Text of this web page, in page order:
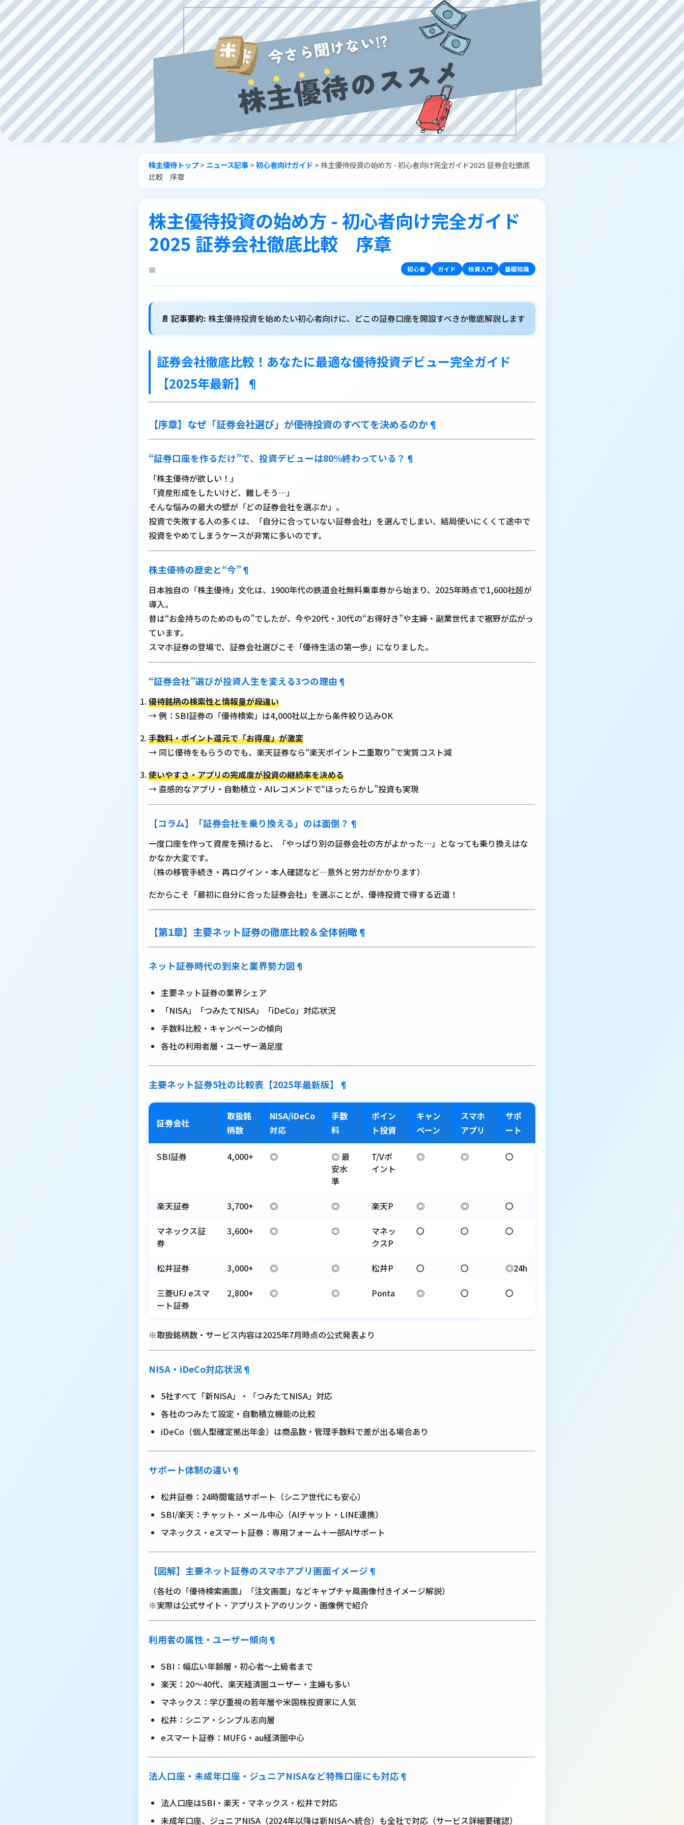
株主優待トップ> ニュース記事>初心者向けガイド >株主優待投資の始め方 - 初心者向け完全ガイド2025 証券会社徹底
比較 序章
株主優待投資の始め方 - 初心者向け完全ガイド
2025 証券会社徹底比較 序章
📅 初心者 ガイド 投資入門 基礎知識
📄 記事要約: 株主優待投資を始めたい初心者向けに、どこの証券口座を開設すべきか徹底解説します
証券会社徹底比較！あなたに最適な優待投資デビュー完全ガイド
【2025年最新】
¶
【序章】なぜ「証券会社選び」が優待投資のすべてを決めるのか¶
“証券口座を作るだけ”で、投資デビューは80%終わっている？ ¶
「株主優待が欲しい！」
「資産形成をしたいけど、難しそう…」
そんな悩みの最大の壁が「どの証券会社を選ぶか」。
投資で失敗する人の多くは、「自分に合っていない証券会社」を選んでしまい、結局使いにくくて途中で
投資をやめてしまうケースが非常に多いのです。
株主優待の歴史と“今” ¶
日本独自の「株主優待」文化は、1900年代の鉄道会社無料乗車券から始まり、2025年時点で1,600社超が
導入。
昔は“お金持ちのためのもの”でしたが、今や20代・30代の“お得好き”や主婦・副業世代まで裾野が広がっ
ています。
スマホ証券の登場で、証券会社選びこそ「優待生活の第一歩」になりました。
“証券会社”選びが投資人生を変える3つの理由 ¶
優待銘柄の検索性と情報量が段違い
→ 例：SBI証券の「優待検索」は4,000社以上から条件絞り込みOK
手数料・ポイント還元で「お得度」が激変
→ 同じ優待をもらうのでも、楽天証券なら“楽天ポイント二重取り”で実質コスト減
使いやすさ・アプリの完成度が投資の継続率を決める
→ 直感的なアプリ・自動積立・AIレコメンドで“ほったらかし”投資も実現
【コラム】「証券会社を乗り換える」のは面倒？ ¶
一度口座を作って資産を預けると、「やっぱり別の証券会社の方がよかった…」となっても乗り換えはな
かなか大変です。
（株の移管手続き・再ログイン・本人確認など…意外と労力がかかります）
だからこそ「最初に自分に合った証券会社」を選ぶことが、優待投資で得する近道！
【第1章】主要ネット証券の徹底比較＆全体俯瞰¶
ネット証券時代の到来と業界勢力図 ¶
主要ネット証券の業界シェア
「NISA」「つみたてNISA」「iDeCo」対応状況
手数料比較・キャンペーンの傾向
各社の利用者層・ユーザー満足度
主要ネット証券5社の比較表【2025年最新版】 ¶
証券会社
取扱銘
柄数
NISA/iDeCo
対応
手数
料
ポイン
ト投資
キャン
ペーン
スマホ
アプリ
サポ
ート
SBI証券 4,000+ ◎
◎ 最
安水
準
T/Vポ
イント
◎ ◎ 〇
楽天証券 3,700+ ◎ ◎ 楽天P ◎ ◎ 〇
マネックス証
券
3,600+ ◎ ◎
マネッ
クスP
〇 〇 〇
松井証券 3,000+ ◎ ◎ 松井P 〇 〇 ◎24h
三菱UFJ eスマ
ート証券
2,800+ ◎ ◎ Ponta ◎ 〇 〇
※取扱銘柄数・サービス内容は2025年7月時点の公式発表より
NISA・iDeCo対応状況 ¶
5社すべて「新NISA」・「つみたてNISA」対応
各社のつみたて設定・自動積立機能の比較
iDeCo（個人型確定拠出年金）は商品数・管理手数料で差が出る場合あり
サポート体制の違い ¶
松井証券：24時間電話サポート（シニア世代にも安心）
SBI/楽天：チャット・メール中心（AIチャット・LINE連携）
マネックス・eスマート証券：専用フォーム＋一部AIサポート
【図解】主要ネット証券のスマホアプリ画面イメージ ¶
（各社の「優待検索画面」「注文画面」などキャプチャ風画像付きイメージ解説）
※実際は公式サイト・アプリストアのリンク・画像例で紹介
利用者の属性・ユーザー傾向 ¶
SBI：幅広い年齢層・初心者～上級者まで
楽天：20～40代、楽天経済圏ユーザー・主婦も多い
マネックス：学び重視の若年層や米国株投資家に人気
松井：シニア・シンプル志向層
eスマート証券：MUFG・au経済圏中心
法人口座・未成年口座・ジュニアNISAなど特殊口座にも対応¶
法人口座はSBI・楽天・マネックス・松井で対応
未成年口座、ジュニアNISA（2024年以降は新NISAへ統合）も全社で対応（サービス詳細要確認）